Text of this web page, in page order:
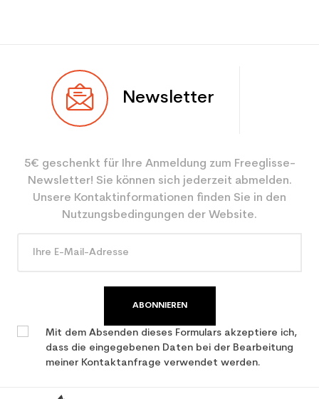
Newsletter
5€ geschenkt für Ihre Anmeldung zum Freeglisse-
Newsletter! Sie können sich jederzeit abmelden.
Unsere Kontaktinformationen finden Sie in den
Nutzungsbedingungen der Website.
ABONNIEREN
Mit dem Absenden dieses Formulars akzeptiere ich,
dass die eingegebenen Daten bei der Bearbeitung
meiner Kontaktanfrage verwendet werden.